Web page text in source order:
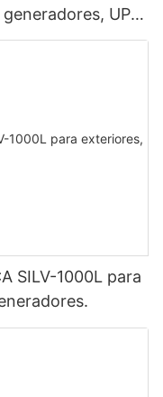
UPS,
SILV-1000L para